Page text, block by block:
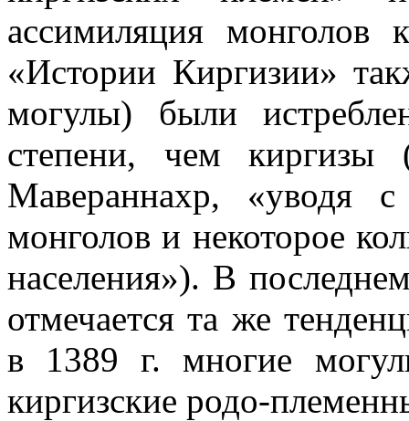
ассимиляция монголов
«Истории Киргизии»
могулы) были
степени, чем киргизы
Мавераннахр, «уводя
монголов и некоторое
населения»). В
отмечается та же
в 1389 г. многие
киргизские родо-